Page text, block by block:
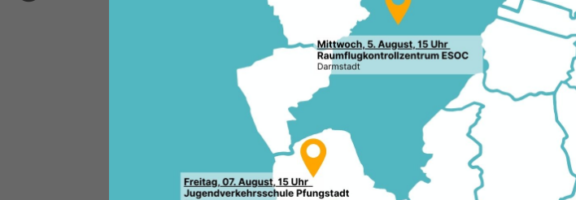
Die Frauen Union Darmstadt-Dieburg freut sich über den
Erfolg der Veranstaltung mit dem langjährigen
des Landes Hessen, Volker Bouffier, die am 6. Juni 2024 im
Heiligenberg in Jugenheim stattfand. Über 100
Besucher nahmen an der Diskussionsrunde teil, die im
Jubiläums des Grundgesetzes organisiert wurde.
Im Mittelpunkt stand die
Grundgesetz auch nach 75
weiterhin ein Garant dafür
unsere freiheitlich-